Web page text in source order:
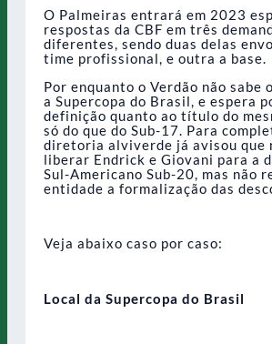
O Palmeiras entrará em 2023
respostas da CBF em três
diferentes, sendo duas delas
time profissional, e outra a base.
Por enquanto o Verdão não sabe
a Supercopa do Brasil, e espera
definição quanto ao título do
só do que do Sub-17. Para
diretoria alviverde já avisou que
liberar Endrick e Giovani para a
Sul-Americano Sub-20, mas não
entidade a formalização das
Veja abaixo caso por caso:
Local da Supercopa do Brasil